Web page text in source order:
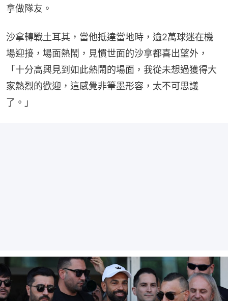
拿做隊友。
沙拿轉戰土耳其，當他抵達當地時，逾2萬球迷在機
場迎接，場面熱鬧，見慣世面的沙拿都喜出望外，
「十分高興見到如此熱鬧的場面，我從未想過獲得大
家熱烈的歡迎，這感覺非筆墨形容，太不可思議
了。」